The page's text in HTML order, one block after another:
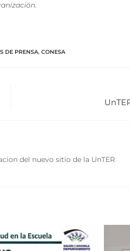
DE PRENSA, CONESA
del nuevo sitio de la UnTER